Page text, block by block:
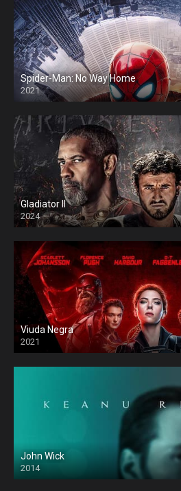
Spider-Man: No Way Home
2021
Gladiator II
2024
Viuda Negra
2021
John Wick
2014